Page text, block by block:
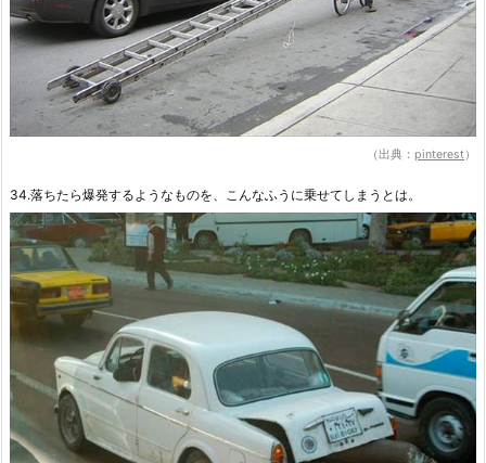
（出典： pinterest）
34.落ちたら爆発するようなものを、こんなふうに乗せてしまうとは。